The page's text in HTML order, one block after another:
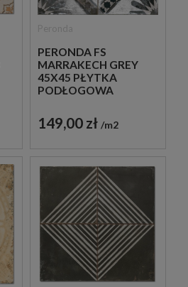
PERONDA FS
MARRAKECH GREY
45X45 PŁYTKA
PODŁOGOWA
149,00 zł m2